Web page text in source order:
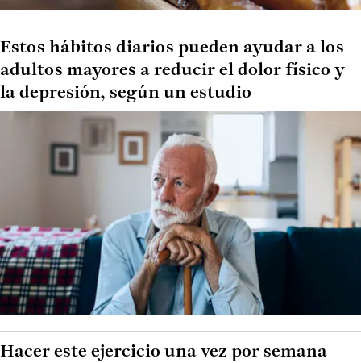
Estos hábitos diarios pueden ayudar a los
adultos mayores a reducir el dolor físico y
la depresión, según un estudio
Hacer este ejercicio una vez por semana